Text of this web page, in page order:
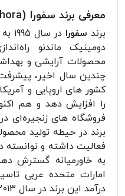
معرفی برند سفورا (Sephora)
برند سفورا
در
دومینیک ماندنو
محصولات آرایشی و
چندین سال اخیر،
کشور های اروپایی و
فروشگاه های زنجیره‌ای
برند در حیطه تولید
امارات متحده عربی
درآمد این برند در سال 2013 به 4 میلیارد دلار رسید.